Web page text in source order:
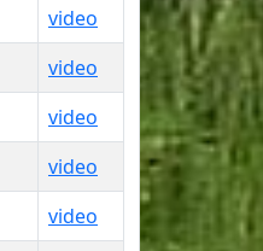
video
video
video
video
video